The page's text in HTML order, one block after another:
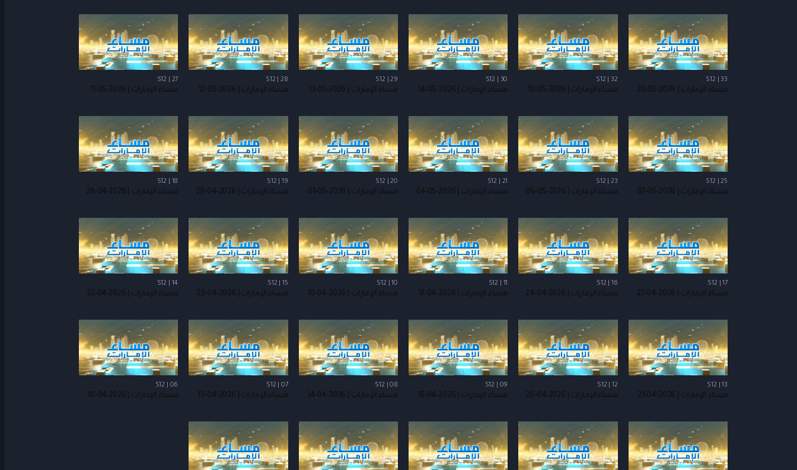
S12 | 33
مساء الإمارات | 2026-05-20
S12 | 32
مساء الإمارات | 2026-05-19
S12 | 30
مساء الإمارات | 2026-05-14
S12 | 29
مساء الإمارات | 2026-05-13
S12 | 28
مساء الإمارات | 2026-05-12
S12 | 27
مساء الإمارات | 2026-05-11
S12 | 25
مساء الإمارات | 2026-05-07
S12 | 23
مساء الإمارات | 2026-05-06
S12 | 21
مساء الإمارات | 2026-05-04
S12 | 20
مساء الإمارات | 2026-05-01
S12 | 19
مساء الإمارات | 2026-04-29
S12 | 18
مساء الإمارات | 2026-04-28
S12 | 17
مساء الإمارات | 2026-04-27
S12 | 16
مساء الإمارات | 2026-04-24
S12 | 11
مساء الإمارات | 2026-04-17
S12 | 10
مساء الإمارات | 2026-04-16
S12 | 15
مساء الإمارات | 2026-04-23
S12 | 14
مساء الإمارات | 2026-04-22
S12 | 13
مساء الإمارات | 2026-04-21
S12 | 12
مساء الإمارات | 2026-04-20
S12 | 09
مساء الإمارات | 2026-04-15
S12 | 08
مساء الإمارات | 2026-04-14
S12 | 07
مساء الإمارات | 2026-04-13
S12 | 06
مساء الإمارات | 2026-04-10